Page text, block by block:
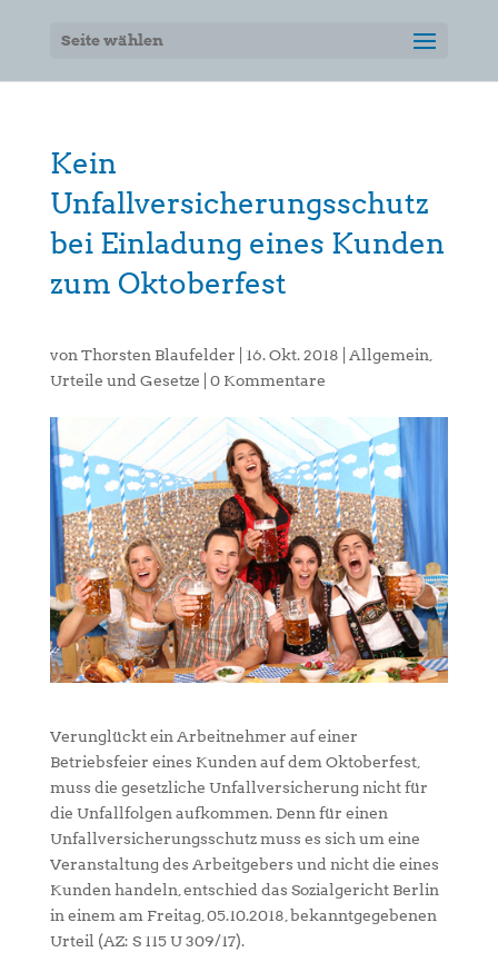
Seite wählen
Kein
Unfallversicherungsschutz
bei Einladung eines Kunden
zum Oktoberfest
von Thorsten Blaufelder 16. Okt. 2018 Allgemein
Urteile und Gesetze
0 Kommentare
Verunglückt ein Arbeitnehmer auf einer
Betriebsfeier eines Kunden auf dem Oktoberfest,
muss die gesetzliche Unfallversicherung nicht für
die Unfallfolgen aufkommen. Denn für einen
Unfallversicherungsschutz muss es sich um eine
Veranstaltung des Arbeitgebers und nicht die eines
Kunden handeln, entschied das Sozialgericht Berlin
in einem am Freitag, 05.10.2018, bekanntgegebenen
Urteil (AZ: S 115 U 309/17).